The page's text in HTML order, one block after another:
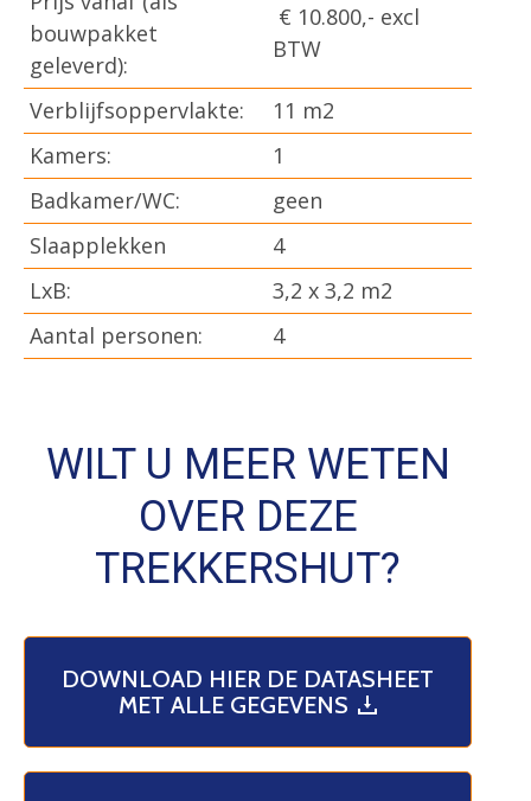
bouwpakket
geleverd):
€ 10.800,- excl
BTW
Verblijfsoppervlakte:
11 m2
Kamers:
1
Badkamer/WC:
geen
Slaapplekken
4
LxB:
3,2 x 3,2 m2
Aantal personen:
4
WILT U MEER WETEN
OVER DEZE
TREKKERSHUT?
DOWNLOAD HIER DE DATASHEET
MET ALLE GEGEVENS